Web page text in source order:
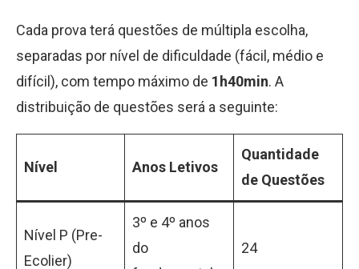
Cada prova terá questões de múltipla escolha,
separadas por nível de dificuldade (fácil, médio e
difícil), com tempo máximo de 1h40min. A
distribuição de questões será a seguinte:
Nível Anos Letivos
Quantidade
de Questões
Nível P (Pre-
Ecolier)
3º e 4º anos
do
24